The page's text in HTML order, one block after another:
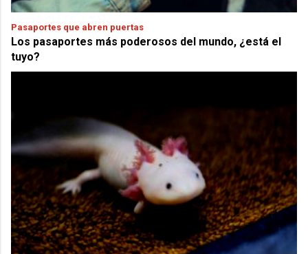
Pasaportes que abren puertas
Los pasaportes más poderosos del mundo, ¿está el
tuyo?